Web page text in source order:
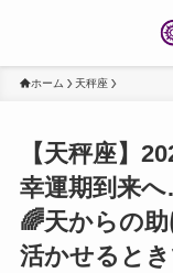
ホーム 天秤座
【天秤座】
幸運期到来
🌈天からの
活かせると